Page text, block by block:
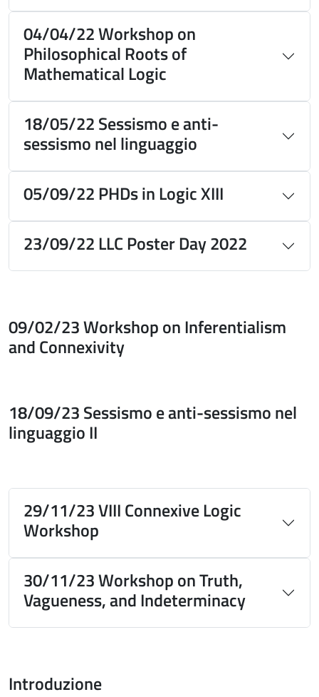
04/04/22 Workshop on
Philosophical Roots of
Mathematical Logic
18/05/22 Sessismo e anti-
sessismo nel linguaggio
05/09/22 PHDs in Logic XIII
23/09/22 LLC Poster Day 2022
09/02/23 Workshop on Inferentialism
and Connexivity
18/09/23 Sessismo e anti-sessismo nel
linguaggio II
29/11/23 VIII Connexive Logic
Workshop
30/11/23 Workshop on Truth,
Vagueness, and Indeterminacy
Introduzione